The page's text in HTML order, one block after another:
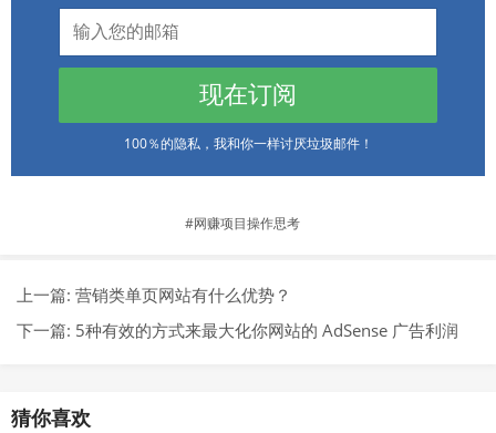
现在订阅
100％的隐私，我和你一样讨厌垃圾邮件！
网赚项目操作思考
上一篇: 营销类单页网站有什么优势？
下一篇: 5种有效的方式来最大化你网站的 AdSense 广告利润
猜你喜欢